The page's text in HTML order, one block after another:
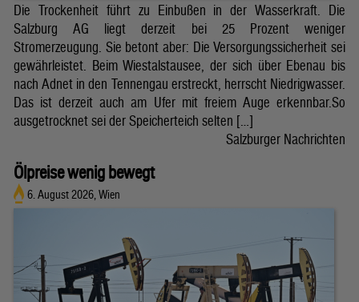
Die Trockenheit führt zu Einbußen in der Wasserkraft. Die
Salzburg AG liegt derzeit bei 25 Prozent weniger
Stromerzeugung. Sie betont aber: Die Versorgungssicherheit sei
gewährleistet. Beim Wiestalstausee, der sich über Ebenau bis
nach Adnet in den Tennengau erstreckt, herrscht Niedrigwasser.
Das ist derzeit auch am Ufer mit freiem Auge erkennbar.So
ausgetrocknet sei der Speicherteich selten […]
Salzburger Nachrichten
Ölpreise wenig bewegt
6. August 2026, Wien